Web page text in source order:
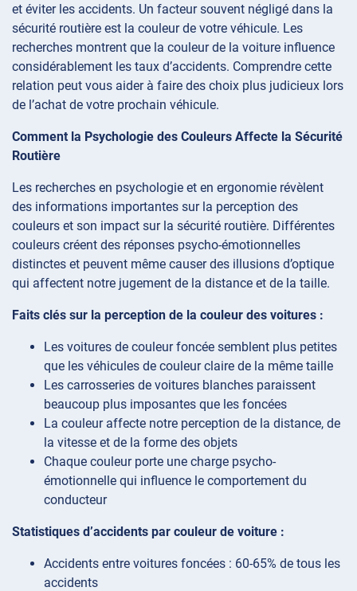
et éviter les accidents. Un facteur souvent négligé dans la
sécurité routière est la couleur de votre véhicule. Les
recherches montrent que la couleur de la voiture influence
considérablement les taux d’accidents. Comprendre cette
relation peut vous aider à faire des choix plus judicieux lors
de l’achat de votre prochain véhicule.
Comment la Psychologie des Couleurs Affecte la Sécurité
Routière
Les recherches en psychologie et en ergonomie révèlent
des informations importantes sur la perception des
couleurs et son impact sur la sécurité routière. Différentes
couleurs créent des réponses psycho-émotionnelles
distinctes et peuvent même causer des illusions d’optique
qui affectent notre jugement de la distance et de la taille.
Faits clés sur la perception de la couleur des voitures :
Les voitures de couleur foncée semblent plus petites
que les véhicules de couleur claire de la même taille
Les carrosseries de voitures blanches paraissent
beaucoup plus imposantes que les foncées
La couleur affecte notre perception de la distance, de
la vitesse et de la forme des objets
Chaque couleur porte une charge psycho-
émotionnelle qui influence le comportement du
conducteur
Statistiques d’accidents par couleur de voiture :
Accidents entre voitures foncées : 60-65% de tous les
accidents